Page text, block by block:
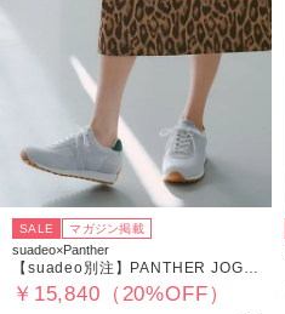
SALE マガジン掲載
suadeo×Panther
【suadeo別注】PANTHER JOGGING
￥15,840（20%OFF）